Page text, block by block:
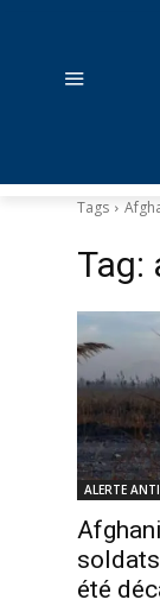
Tags
Tag:
ALERTE
été